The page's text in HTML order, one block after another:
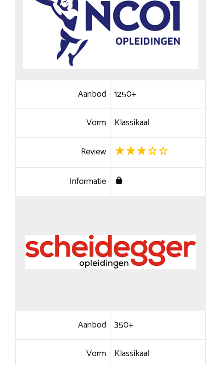
Aanbod 1250+
Vorm Klassikaal
Review
Informatie
Aanbod 350+
Vorm Klassikaal